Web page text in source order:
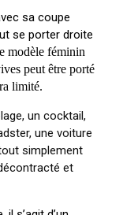
sa coupe
se porter droite
modèle féminin
peut être porté
limité.
un cocktail,
une voiture
simplement
et